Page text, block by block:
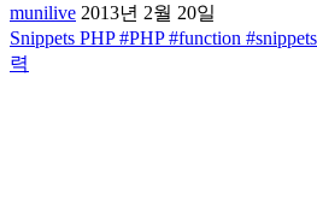
munilive 2013년 2월 20일
Snippets PHP#PHP#function #snippets
력